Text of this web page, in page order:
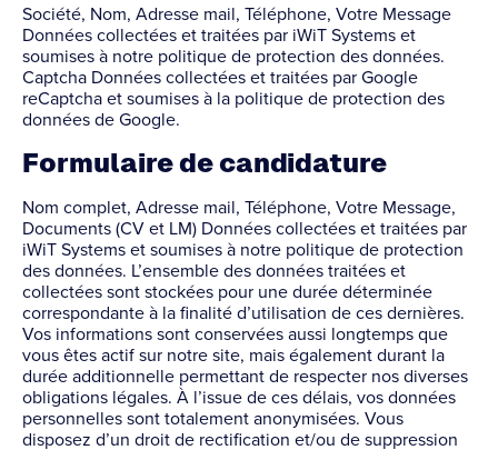
Société, Nom, Adresse mail, Téléphone, Votre Message
Données collectées et traitées par iWiT Systems et
soumises à notre politique de protection des données.
Captcha Données collectées et traitées par Google
reCaptcha et soumises à la politique de protection des
données de Google.
Formulaire de candidature
Nom complet, Adresse mail, Téléphone, Votre Message,
Documents (CV et LM) Données collectées et traitées par
iWiT Systems et soumises à notre politique de protection
des données. L’ensemble des données traitées et
collectées sont stockées pour une durée déterminée
correspondante à la finalité d’utilisation de ces dernières.
Vos informations sont conservées aussi longtemps que
vous êtes actif sur notre site, mais également durant la
durée additionnelle permettant de respecter nos diverses
obligations légales. À l’issue de ces délais, vos données
personnelles sont totalement anonymisées. Vous
disposez d’un droit de rectification et/ou de suppression